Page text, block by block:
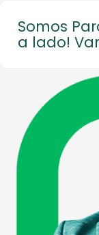
Somos
a lado!